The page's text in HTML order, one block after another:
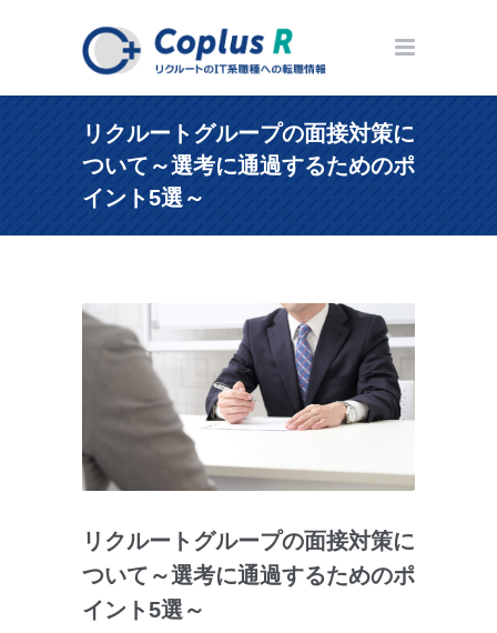
リクルートグループの面接対策に
ついて～選考に通過するためのポ
イント5選～
リクルートグループの面接対策に
ついて～選考に通過するためのポ
イント5選～